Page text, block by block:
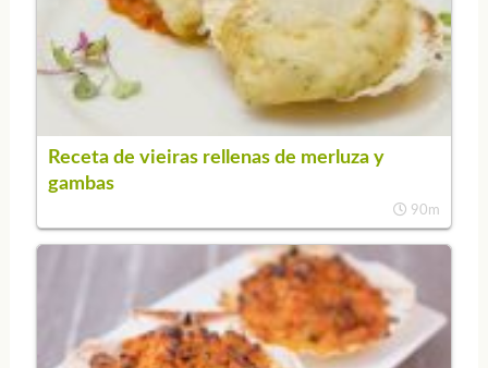
Receta de vieiras rellenas de merluza y
gambas
90m